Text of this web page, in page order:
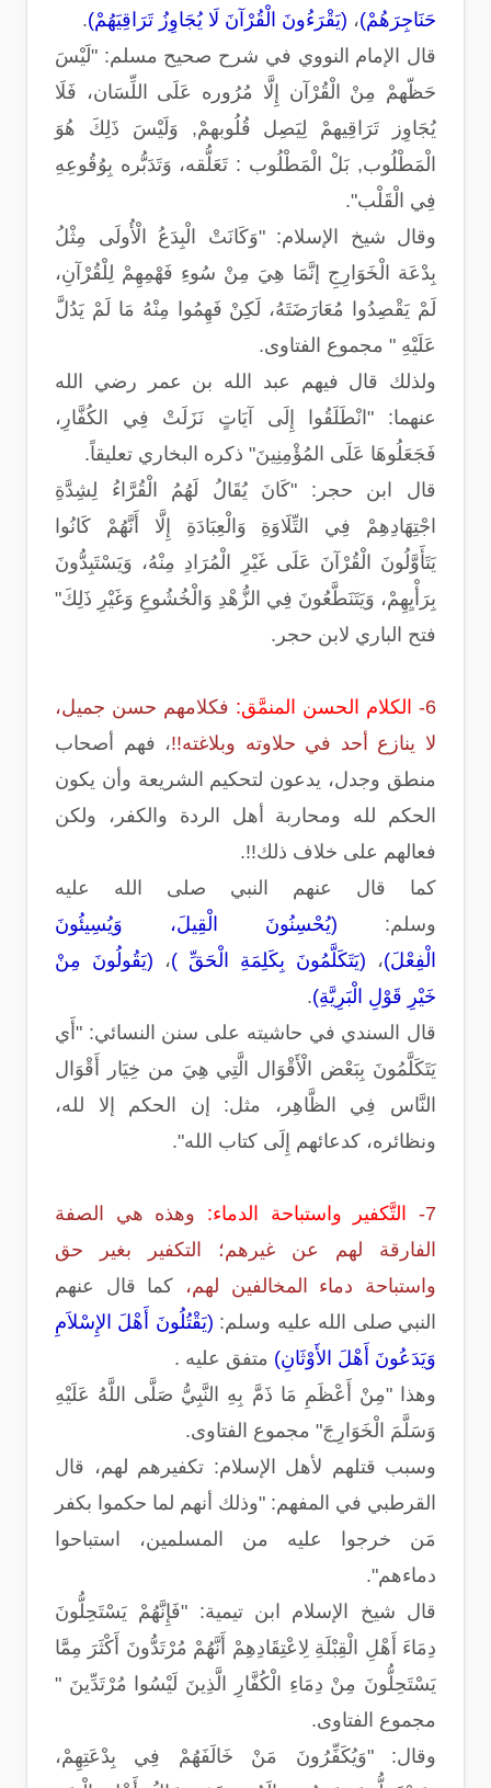
حَنَاجِرَهُمْ)، (يَقْرَءُونَ الْقُرْآنَ لَا يُجَاوِزُ تَرَاقِيَهُمْ).
قال الإمام النووي في شرح صحيح مسلم: "لَيْسَ
حَظّهمْ مِنْ الْقُرْآن إِلَّا مُرُوره عَلَى اللِّسَان، فَلَا
يُجَاوِز تَرَاقِيهمْ لِيَصِل قُلُوبهمْ, وَلَيْسَ ذَلِكَ هُوَ
الْمَطْلُوب, بَلْ الْمَطْلُوب : تَعَلُّقه، وَتَدَبُّره بِوُقُوعِهِ
فِي الْقَلْب".
وقال شيخ الإسلام: "وَكَانَتْ الْبِدَعُ الْأُولَى مِثْلُ
بِدْعَة الْخَوَارِجِ إنَّمَا هِيَ مِنْ سُوءِ فَهْمِهِمْ لِلْقُرْآنِ،
لَمْ يَقْصِدُوا مُعَارَضَتَهُ، لَكِنْ فَهِمُوا مِنْهُ مَا لَمْ يَدُلَّ
عَلَيْهِ " مجموع الفتاوى.
ولذلك قال فيهم عبد الله بن عمر رضي الله
عنهما: "انْطَلَقُوا إِلَى آيَاتٍ نَزَلَتْ فِي الكُفَّارِ،
فَجَعَلُوهَا عَلَى المُؤْمِنِينَ" ذكره البخاري تعليقاً.
قال ابن حجر: "كَانَ يُقَالُ لَهُمُ الْقُرَّاءُ لِشِدَّةِ
اجْتِهَادِهِمْ فِي التِّلَاوَةِ وَالْعِبَادَةِ إِلَّا أَنَّهُمْ كَانُوا
يَتَأَوَّلُونَ الْقُرْآنَ عَلَى غَيْرِ الْمُرَادِ مِنْهُ، وَيَسْتَبِدُّونَ
بِرَأْيِهِمْ، وَيَتَنَطَّعُونَ فِي الزُّهْدِ وَالْخُشُوعِ وَغَيْرِ ذَلِكَ"
فتح الباري لابن حجر.
6- الكلام الحسن المنمَّق: فكلامهم حسن جميل،
لا ينازع أحد في حلاوته وبلاغته!!، فهم أصحاب
منطق وجدل، يدعون لتحكيم الشريعة وأن يكون
الحكم لله ومحاربة أهل الردة والكفر، ولكن
فعالهم على خلاف ذلك!!.
كما قال عنهم النبي صلى الله عليه
وسلم:
(يُحْسِنُونَ الْقِيلَ، وَيُسِيئُونَ
الْفِعْلَ)، (يَتَكَلَّمُونَ بِكَلِمَةِ الْحَقِّ )،
(يَقُولُونَ مِنْ
خَيْرِ قَوْلِ الْبَرِيَّةِ).
قال السندي في حاشيته على سنن النسائي: "أَي
يَتَكَلَّمُونَ بِبَعْض الْأَقْوَال الَّتِي هِيَ من خِيَار أَقْوَال
النَّاس فِي الظَّاهِر، مثل: إن الحكم إلا لله،
ونظائره، كدعائهم إِلَى كتاب الله".
7- التَّكفير واستباحة الدماء:
وهذه هي الصفة
الفارقة لهم عن غيرهم؛ التكفير بغير حق
واستباحة دماء المخالفين لهم،
كما قال عنهم
النبي صلى الله عليه وسلم: (يَقْتُلُونَ أَهْلَ الإِسْلاَمِ
وَيَدَعُونَ أَهْلَ الأَوْثَانِ) متفق عليه .
وهذا "مِنْ أَعْظَمِ مَا ذَمَّ بِهِ النَّبِيُّ صَلَّى اللَّهُ عَلَيْهِ
وَسَلَّمَ الْخَوَارِجَ" مجموع الفتاوى.
وسبب قتلهم لأهل الإسلام: تكفيرهم لهم، قال
القرطبي في المفهم: "وذلك أنهم لما حكموا بكفر
مَن خرجوا عليه من المسلمين، استباحوا
دماءهم".
قال شيخ الإسلام ابن تيمية: "فَإِنَّهُمْ يَسْتَحِلُّونَ
دِمَاءَ أَهْلِ الْقِبْلَةِ لِاعْتِقَادِهِمْ أَنَّهُمْ مُرْتَدُّونَ أَكْثَرَ مِمَّا
يَسْتَحِلُّونَ مِنْ دِمَاءِ الْكُفَّارِ الَّذِينَ لَيْسُوا مُرْتَدِّينَ "
مجموع الفتاوى.
وقال: "وَيُكَفِّرُونَ مَنْ خَالَفَهُمْ فِي بِدْعَتِهِمْ،